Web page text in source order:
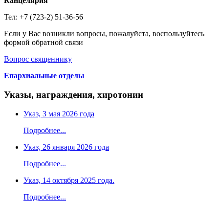
Тел: +7 (723-2) 51-36-56
Если у Вас возникли вопросы, пожалуйста, воспользуйтесь
формой обратной связи
Вопрос священнику
Епархиальные отделы
Указы, награждения, хиротонии
Указ, 3 мая 2026 года
Подробнее...
Указ, 26 января 2026 года
Подробнее...
Указ, 14 октября 2025 года.
Подробнее...